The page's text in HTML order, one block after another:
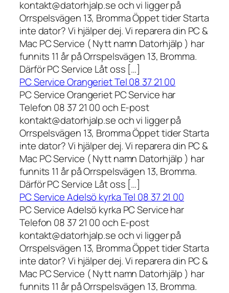
kontakt@datorhjalp.se och vi ligger på
Orrspelsvägen 13, Bromma Öppet tider Starta
inte dator? Vi hjälper dej. Vi reparera din PC &
Mac PC Service ( Nytt namn Datorhjälp ) har
funnits 11 år på Orrspelsvägen 13, Bromma.
Därför PC Service Låt oss […]
PC Service Orangeriet Tel 08 37 21 00
PC Service Orangeriet PC Service har
Telefon 08 37 21 00 och E-post
kontakt@datorhjalp.se och vi ligger på
Orrspelsvägen 13, Bromma Öppet tider Starta
inte dator? Vi hjälper dej. Vi reparera din PC &
Mac PC Service ( Nytt namn Datorhjälp ) har
funnits 11 år på Orrspelsvägen 13, Bromma.
Därför PC Service Låt oss […]
PC Service Adelsö kyrka Tel 08 37 21 00
PC Service Adelsö kyrka PC Service har
Telefon 08 37 21 00 och E-post
kontakt@datorhjalp.se och vi ligger på
Orrspelsvägen 13, Bromma Öppet tider Starta
inte dator? Vi hjälper dej. Vi reparera din PC &
Mac PC Service ( Nytt namn Datorhjälp ) har
funnits 11 år på Orrspelsvägen 13, Bromma.